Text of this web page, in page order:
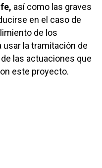
así como las graves
en el caso de
de los
la tramitación de
las actuaciones que
este proyecto.